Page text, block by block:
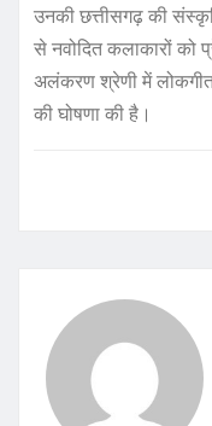
उनकी छत्तीसगढ़ की
से नवोदित कलाकारों को
अलंकरण श्रेणी में लोकगीत
की घोषणा की है।